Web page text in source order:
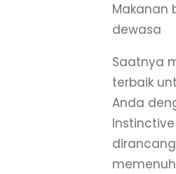
Makanan
dewasa
Saatnya
terbaik
Anda